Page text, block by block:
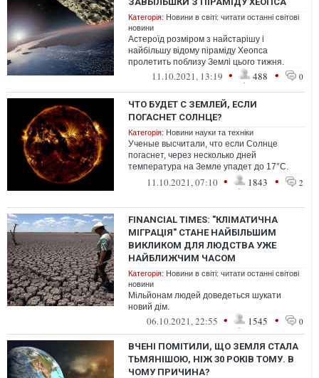
Категорія: Новини в світі: читати останні світові
новини
Астероїд розміром з найстарішу і
найбільшу відому піраміду Хеопса
пролетить поблизу Землі цього тижня.
11.10.2021, 13:19 • 488 • 0
ЧТО БУДЕТ С ЗЕМЛЕЙ, ЕСЛИ
ПОГАСНЕТ СОЛНЦЕ?
Категорія: Новини науки та техніки
Ученые высчитали, что если Солнце
погаснет, через несколько дней
температура на Земле упадет до 17°С.
Через год она составит -73°С
11.10.2021, 07:10 • 1843 • 2
FINANCIAL TIMES: "КЛІМАТИЧНА
МІГРАЦІЯ" СТАНЕ НАЙБІЛЬШИМ
ВИКЛИКОМ ДЛЯ ЛЮДСТВА УЖЕ
НАЙБЛИЖЧИМ ЧАСОМ
Категорія: Новини в світі: читати останні світові
новини
Мільйонам людей доведеться шукати
новий дім.
06.10.2021, 22:55 • 1545 • 0
ВЧЕНІ ПОМІТИЛИ, ЩО ЗЕМЛЯ СТАЛА
ТЬМЯНІШОЮ, НІЖ 30 РОКІВ ТОМУ. В
ЧОМУ ПРИЧИНА?